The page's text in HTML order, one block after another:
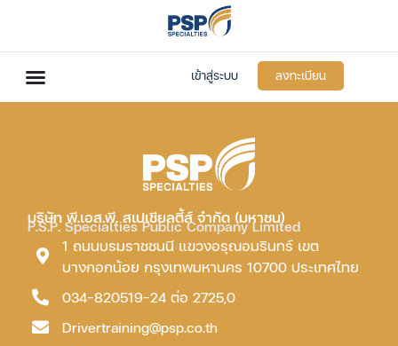
เข้าสู่ระบบ ลงทะเบียน
บริษัท พี.เอส.พี. สเปเชียลตี้ส์ จำกัด (มหาชน)
P.S.P. Specialties Public Company Limited
1 ถนนบรมราชชนนี แขวงอรุณอมรินทร์ เขต
บางกอกน้อย กรุงเทพมหานคร 10700 ประเทศไทย
034-820519-24 ต่อ 2725,0
Drivertraining@psp.co.th